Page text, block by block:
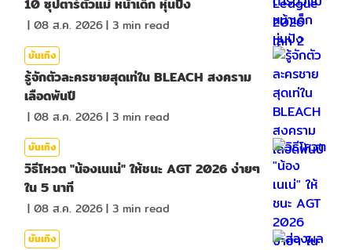
10 ซุปตาร์ตัวแม่ หน้าเด็ก หุ่นปัง
| 08 ส.ค. 2026| 3 min read
บันเทิง
รู้จักตัวละครชายสุดเท่ใน BLEACH สงคราม
เลือดพันปี
| 08 ส.ค. 2026| 3 min read
บันเทิง
วิธีโหวต "น้องเนเน่" ให้ชนะ AGT 2026 ง่ายๆ
ใน 5 นาที
| 08 ส.ค. 2026| 3 min read
บันเทิง